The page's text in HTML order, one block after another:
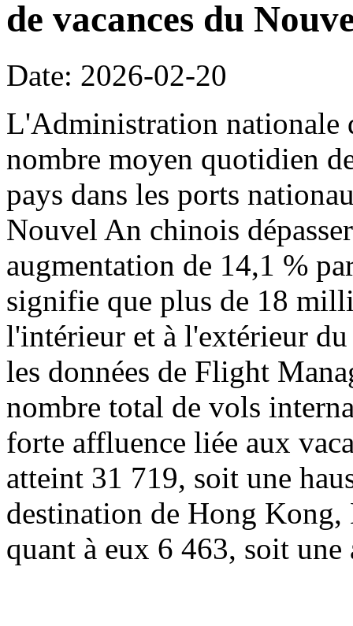
de vacances du
Date: 2026-02-20
L'Administration nationale
nombre moyen quotidien
pays dans les ports
Nouvel An chinois
augmentation de 14,1 %
signifie que plus de 18
l'intérieur et à l'extérieur
les données de Flight
nombre total de vols
forte affluence liée aux
atteint 31 719, soit une
destination de Hong
quant à eux 6 463, soit